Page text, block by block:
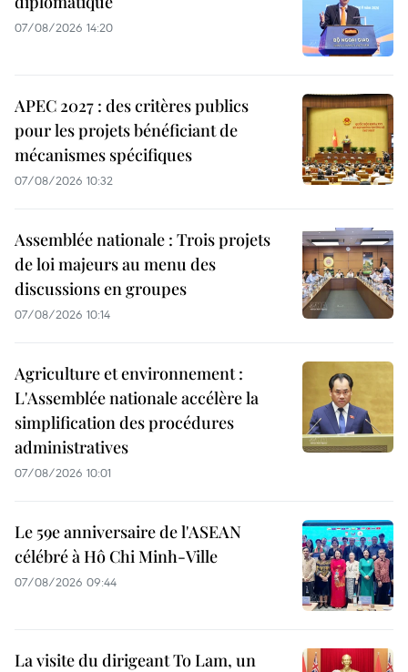
07/08/2026 14:20
APEC 2027 : des critères publics
pour les projets bénéficiant de
mécanismes spécifiques
07/08/2026 10:32
Assemblée nationale : Trois projets
de loi majeurs au menu des
discussions en groupes
07/08/2026 10:14
Agriculture et environnement :
L'Assemblée nationale accélère la
simplification des procédures
administratives
07/08/2026 10:01
Le 59e anniversaire de l'ASEAN
célébré à Hô Chi Minh-Ville
07/08/2026 09:44
La visite du dirigeant To Lam, un